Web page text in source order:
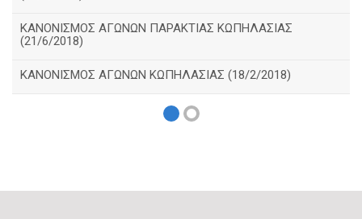
ΚΑΝΟΝΙΣΜΟΣ ΑΓΩΝΩΝ ΠΑΡΑΚΤΙΑΣ ΚΩΠΗΛΑΣΙΑΣ
(21/6/2018)
ΚΑΝΟΝΙΣΜΟΣ ΑΓΩΝΩΝ ΚΩΠΗΛΑΣΙΑΣ (18/2/2018)